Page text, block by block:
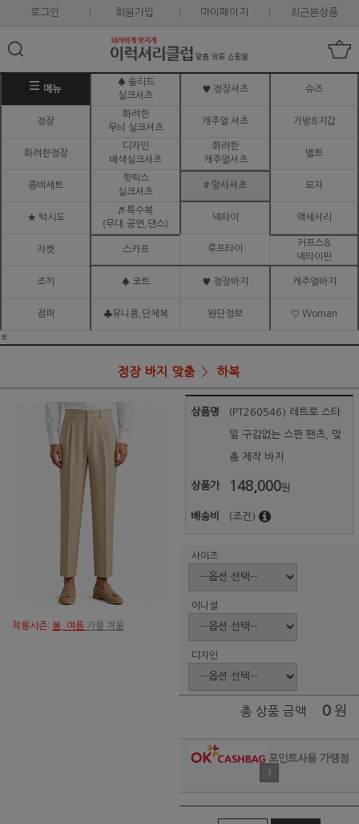
로그인 회원가입 마이페이지 최근본상품
메뉴
♠ 솔리드
실크셔츠
♥ 정장셔츠 슈즈
정장
화려한
무늬 실크셔츠
캐주얼 셔츠 가방&지갑
화려한정장
디자인
배색실크셔츠
화려한
캐주얼셔츠
벨트
콤비세트
핫픽스
실크셔츠
# 망사셔츠 모자
★ 턱시도
♬ 특수복
(무대.공연,댄스)
넥타이 액세서리
자켓 스카프 루프타이
커프스&
넥타이핀
조끼 ♠ 코트 ♥ 정장바지 캐주얼바지
점퍼 ♣유니폼,단체복 원단정보 ♡ Woman
ㅌ
정장 바지 맞춤 하복
착용시즌: 봄, 여름 가을 겨울
상품명 (PT260546) 레트로 스타
일 구김없는 스판 팬츠, 맞
춤 제작 바지
상품가 148,000원
배송비 (조건)
사이즈
이니셜
디자인
총 상품 금액 0 원
포인트사용 가맹점
?